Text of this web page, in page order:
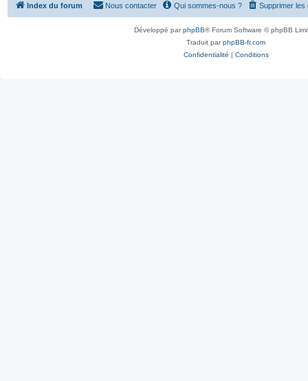
Index du forum Supprimer les
Qui sommes-nous ?
Nous contacter
Développé parphpBB® Forum Software © phpBB
Traduit parphpBB-fr.com
Confidentialité | Conditions